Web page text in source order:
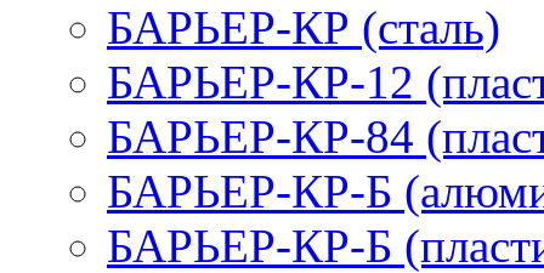
БАРЬЕР-КР (сталь)
БАРЬЕР-КР-12
БАРЬЕР-КР-84
БАРЬЕР-КР-Б
БАРЬЕР-КР-Б